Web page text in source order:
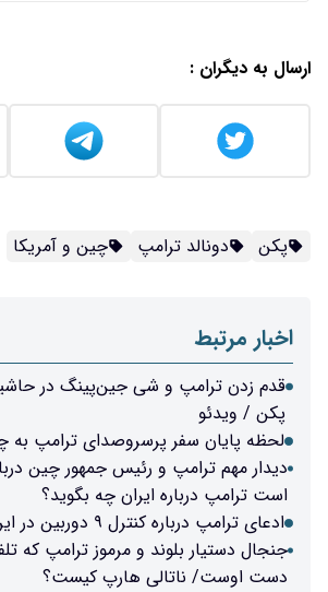
ارسال به دیگران :
پکن دونالد ترامپ چین و آمریکا
اخبار مرتبط
قدم زدن ترامپ و شی جین‌پینگ در
پکن / ویدئو
لحظه پایان سفر پرسروصدای ترامپ به
دیدار مهم ترامپ و رئیس جمهور چین
است ترامپ درباره ایران چه بگوید؟
ادعای ترامپ درباره کنترل ۹ دوربین در ایران/ ویدئو
جنجال دستیار بلوند و مرموز ترامپ که
دست اوست/ ناتالی هارپ کیست؟